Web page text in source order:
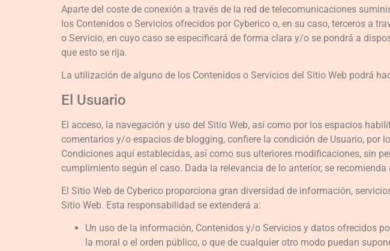
Aparte del coste de conexión a través de la red de telecomunicaciones
los Contenidos o Servicios ofrecidos por Cyberico o, en su caso, terceros a
o Servicio, en cuyo caso se especificará de forma clara y/o se pondrá a
que esto se rija.
La utilización de alguno de los Contenidos o Servicios del Sitio Web podrá
El Usuario
El acceso, la navegación y uso del Sitio Web, así como por los espacios
comentarios y/o espacios de blogging, confiere la condición de Usuario, por
Condiciones aquí establecidas, así como sus ulteriores modificaciones, sin
cumplimiento según el caso. Dada la relevancia de lo anterior, se
El Sitio Web de Cyberico proporciona gran diversidad de información,
Sitio Web. Esta responsabilidad se extenderá a:
Un uso de la información, Contenidos y/o Servicios y datos ofrecidos
la moral o el orden público, o que de cualquier otro modo puedan